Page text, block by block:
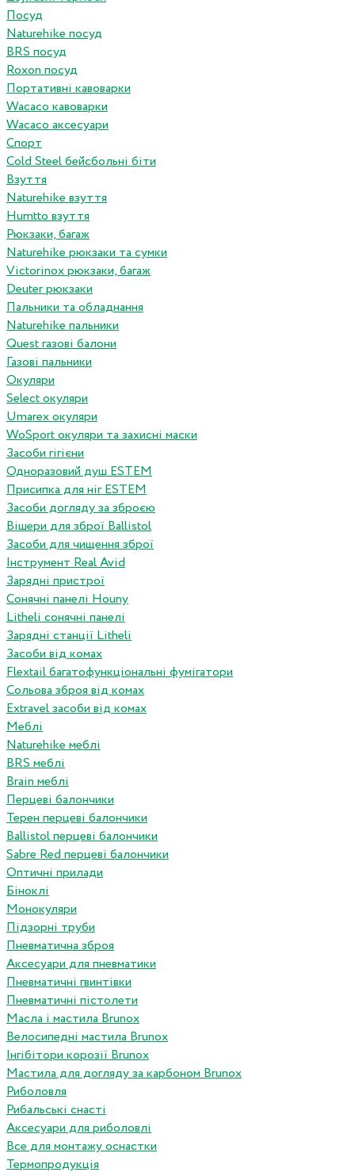
Посуд
Naturehike посуд
BRS посуд
Roxon посуд
Портативні кавоварки
Wacaco кавоварки
Wacaco аксесуари
Спорт
Cold Steel бейсбольні біти
Взуття
Naturehike взуття
Humtto взуття
Рюкзаки, багаж
Naturehike рюкзаки та сумки
Victorinox рюкзаки, багаж
Deuter рюкзаки
Пальники та обладнання
Naturehike пальники
Quest газові балони
Газові пальники
Окуляри
Select окуляри
Umarex окуляри
WoSport окуляри та захисні маски
Засоби гігієни
Одноразовий душ ESTEM
Присипка для ніг ESTEM
Засоби догляду за зброєю
Вішери для зброї Ballistol
Засоби для чищення зброї
Інструмент Real Avid
Зарядні пристрої
Сонячні панелі Houny
Litheli сонячні панелі
Зарядні станції Litheli
Засоби від комах
Flextail багатофункціональні фумігатори
Сольова зброя від комах
Extravel засоби від комах
Меблі
Naturehike меблі
BRS меблі
Brain меблі
Перцеві балончики
Терен перцеві балончики
Ballistol перцеві балончики
Sabre Red перцеві балончики
Оптичні прилади
Біноклі
Монокуляри
Підзорні труби
Пневматична зброя
Аксесуари для пневматики
Пневматичні гвинтівки
Пневматичні пістолети
Масла і мастила Brunox
Велосипедні мастила Brunox
Інгібітори корозії Brunox
Мастила для догляду за карбоном Brunox
Риболовля
Рибальські снасті
Аксесуари для риболовлі
Все для монтажу оснастки
Термопродукція